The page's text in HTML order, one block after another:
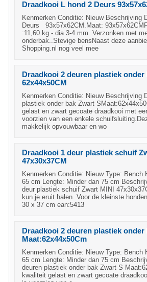
Draadkooi L hond 2 Deurs
Kenmerken Conditie: Nieuw Beschrijving
Deurs 93x57x62CM.Maat:
:11,60 kg - dia 3-4 mm..Verzonken met
onderbak..Stevige bensNaast deze
Shopping.nl nog veel mee
Draadkooi 2 deuren plastiek onder
62x44x50CM
Kenmerken Conditie: Nieuw Beschrijving
plastiek onder bak Zwart
gelast en zwart gecoate draadkooi met
voorzien van een enkele
makkelijk opvouwbaar en wo
Draadkooi 1 deur plastiek schuif
47x30x37CM
Kenmerken Conditie: Nieuw Type: Bench
65 cm Lengte: Minder dan 75 cm
deur plastiek schuif Zwart MINI
kun je eruit halen. Voor de kleinste
30 x 37 cm ean:5413
Draadkooi 2 deuren plastiek onder
Maat:62x44x50Cm
Kenmerken Conditie: Nieuw Type: Bench
65 cm Lengte: Minder dan 75 cm
deuren plastiek onder bak Zwart S
kwaliteit gelast en zwart gecoate